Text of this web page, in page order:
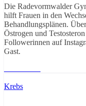
Die Radevormwalder
hilft Frauen in den
Behandlungsplänen.
Östrogen und
Followerinnen auf
Gast.
Krebs